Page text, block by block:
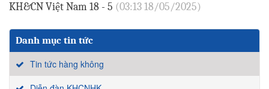
KH&CN Việt Nam 18 - 5 (03:13 18/05/2025)
Danh mục tin tức
Tin tức hàng không